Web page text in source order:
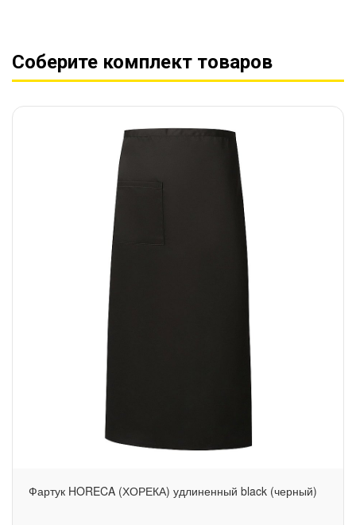
Соберите комплект товаров
Фартук HORECA (ХОРЕКА) удлиненный black (черный)